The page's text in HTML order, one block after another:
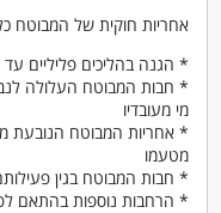
אחריות חוקית של המבוטח
* הגנה בהליכים פליליים עד לסך
* חבות המבוטח העלולה
מי מעובדיו
* אחריות המבוטח הנובעת
מטעמו
* חבות המבוטח בגין
* הרחבות נוספות בהתאם